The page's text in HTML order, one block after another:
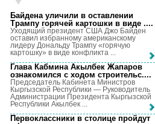
Байдена уличили в оставлении
Трампу горячей картошки в виде ....
Уходящий президент США Джо Байден
оставил избранному американскому
лидеру Дональду Трампу «горячую
картошку» в виде конфликта ...
Глава Кабмина Акылбек Жапаров
ознакомился с ходом строительс....
Председатель Кабинета Министров
Кыргызской Республики — Руководитель
Администрации Президента Кыргызской
Республики Акылбек ...
Первоклассники в столице пройдут